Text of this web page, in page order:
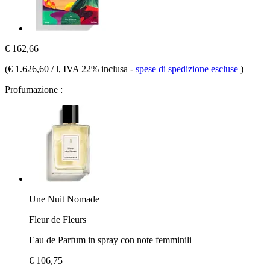
€ 162,66
(€ 1.626,60 / l, IVA 22% inclusa - spese di spedizione escluse )
Profumazione :
Une Nuit Nomade
Fleur de Fleurs
Eau de Parfum in spray con note femminili
€ 106,75